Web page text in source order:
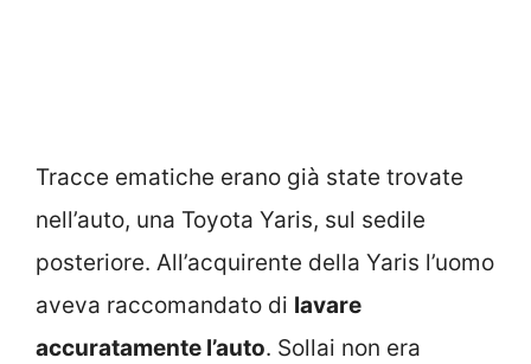
Tracce ematiche erano già state trovate
nell’auto, una Toyota Yaris, sul sedile
posteriore. All’acquirente della Yaris l’uomo
aveva raccomandato di lavare
accuratamente l’auto. Sollai non era